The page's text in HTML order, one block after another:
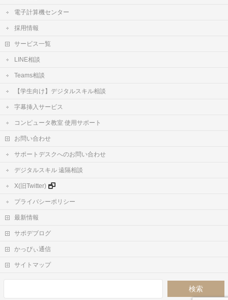
電子計算機センター
採用情報
サービス一覧
LINE相談
Teams相談
【学生向け】デジタルスキル相談
字幕挿入サービス
コンピュータ教室 使用サポート
お問い合わせ
サポートデスクへのお問い合わせ
デジタルスキル 遠隔相談
X(旧Twitter)
プライバシーポリシー
最新情報
サポデブログ
かっぴぃ通信
サイトマップ